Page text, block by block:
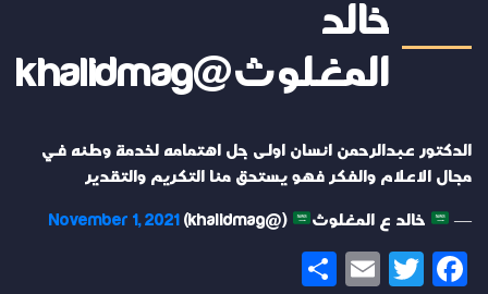
خالد
المغلوث@khalidmag
الدكتور عبدالرحمن انسان اولى جل اهتمامه لخدمة وطنه في
مجال الاعلام والفكر فهو يستحق منا التكريم والتقدير
— خالد ع المغلوث (@khalidmag)
November 1, 2021
Facebook
Twitter
Email